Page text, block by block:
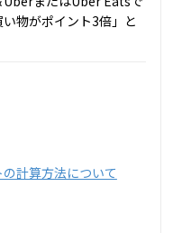
物がポイント3倍」と
計算方法について